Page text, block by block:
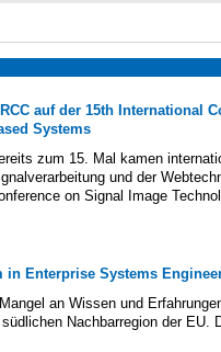
auf der 15th International
Systems
zum 15. Mal kamen
und der
on Signal Image
in Enterprise Systems
an Wissen und
Nachbarregion der